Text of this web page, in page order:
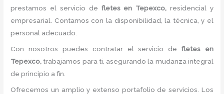
prestamos el servicio de fletesen Tepexco, residencial y
empresarial. Contamos con la disponibilidad, la técnica, y el
personal adecuado.
Con nosotros puedes contratar el servicio defletes en
Tepexco, trabajamos para ti, asegurando la mudanza integral
de principio a fin.
Ofrecemos un amplio y extenso portafolio de servicios. Los